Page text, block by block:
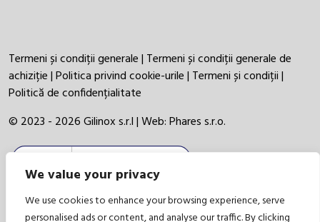
We value your privacy
We use cookies to enhance your browsing experience, serve
personalised ads or content, and analyse our traffic. By clicking
Termeni și condiții generale| Termeni și condiții generale de
achiziție|Politica privind cookie-urile| Termeni și condiții|
Politică de confidențialitate
© 2023 - 2026 Gilinox s.r.l | Web:Phares s.r.o.